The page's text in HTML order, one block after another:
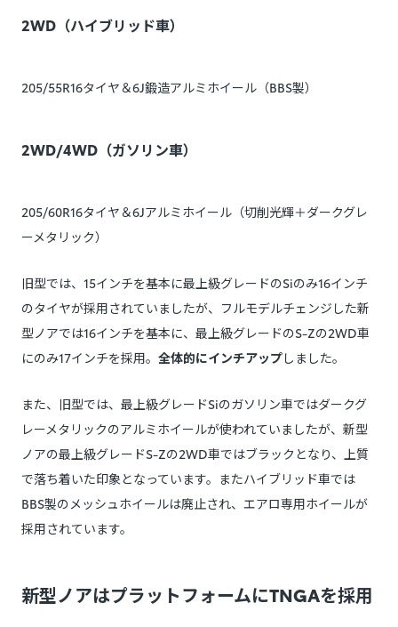
2WD（ハイブリッド車）
205/55R16タイヤ＆6J鍛造アルミホイール（BBS製）
2WD/4WD（ガソリン車）
205/60R16タイヤ＆6Jアルミホイール（切削光輝＋ダークグレ
ーメタリック）
旧型では、15インチを基本に最上級グレードのSiのみ16インチ
のタイヤが採用されていましたが、フルモデルチェンジした新
型ノアでは16インチを基本に、最上級グレードのS-Zの2WD車
にのみ17インチを採用。 全体的にインチアップしました。
また、旧型では、最上級グレードSiのガソリン車ではダークグ
レーメタリックのアルミホイールが使われていましたが、新型
ノアの最上級グレードS-Zの2WD車ではブラックとなり、上質
で落ち着いた印象となっています。またハイブリッド車では
BBS製のメッシュホイールは廃止され、エアロ専用ホイールが
採用されています。
新型ノアはプラットフォームにTNGAを採用